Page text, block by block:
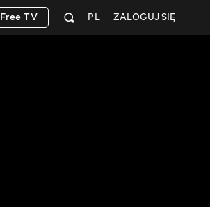
ZALOGUJ SIĘ
PL
Free TV